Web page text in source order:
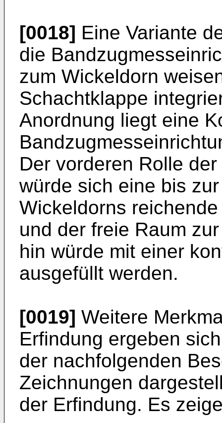
[0018] Eine Variante
die
zum Wickeldorn
Schachtklappe
Anordnung liegt eine
Der vorderen Rolle
würde sich eine bis
Wickeldorns
und der freie Raum
hin würde mit einer
ausgefüllt werden.
[0019] Weitere
Erfindung ergeben
der nachfolgenden
Zeichnungen
der Erfindung. Es